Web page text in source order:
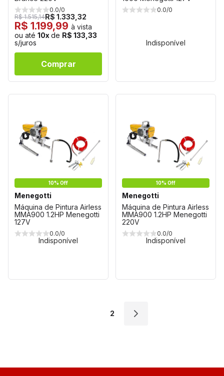
0.0/0
R$ 1.515,14R$ 1.333,32
R$ 1.199,99 à vista
ou até 10x de R$ 133,33
s/juros
Comprar
0.0/0
Indisponível
10% Off
Menegotti
Máquina de Pintura Airless
MMA900 1.2HP Menegotti
127V
0.0/0
Indisponível
10% Off
Menegotti
Máquina de Pintura Airless
MMA900 1.2HP Menegotti
220V
0.0/0
Indisponível
2